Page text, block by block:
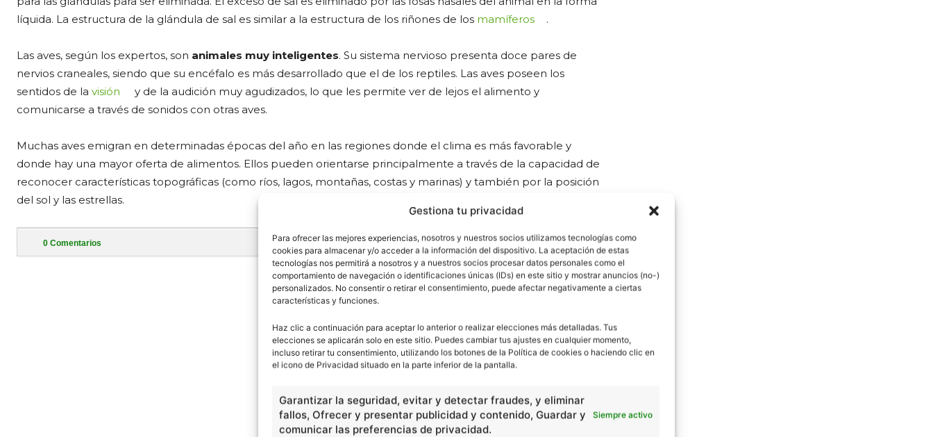
Gestiona tu privacidad
Para ofrecer las mejores experiencias, nosotros y nuestros socios utilizamos tecnologías como
cookies para almacenar y/o acceder a la información del dispositivo. La aceptación de estas
tecnologías nos permitirá a nosotros y a nuestros socios procesar datos personales como el
comportamiento de navegación o identificaciones únicas (IDs) en este sitio y mostrar anuncios (no-)
personalizados. No consentir o retirar el consentimiento, puede afectar negativamente a ciertas
características y funciones.
Haz clic a continuación para aceptar lo anterior o realizar elecciones más detalladas. Tus
elecciones se aplicarán solo en este sitio. Puedes cambiar tus ajustes en cualquier momento,
incluso retirar tu consentimiento, utilizando los botones de la Política de cookies o haciendo clic en
el icono de Privacidad situado en la parte inferior de la pantalla.
Garantizar la seguridad, evitar y detectar fraudes, y eliminar
fallos, Ofrecer y presentar publicidad y contenido, Guardar y
comunicar las preferencias de privacidad.
Siempre activo
líquida. La estructura de la glándula de sal es similar a la estructura de los riñones de los mamíferos .
Las aves, según los expertos, son animales muy inteligentes. Su sistema nervioso presenta doce pares de
nervios craneales, siendo que su encéfalo es más desarrollado que el de los reptiles. Las aves poseen los
sentidos de la visión
y de la audición muy agudizados, lo que les permite ver de lejos el alimento y
comunicarse a través de sonidos con otras aves.
Muchas aves emigran en determinadas épocas del año en las regiones donde el clima es más favorable y
donde hay una mayor oferta de alimentos. Ellos pueden orientarse principalmente a través de la capacidad de
reconocer características topográficas (como ríos, lagos, montañas, costas y marinas) y también por la posición
del sol y las estrellas.
0 Comentarios
- Publicidad -